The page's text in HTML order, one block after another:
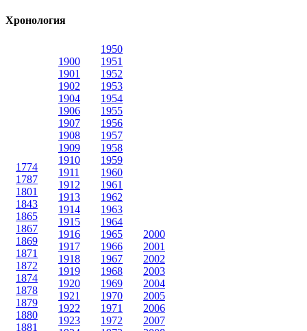
Хронология
1774
1787
1801
1843
1865
1867
1869
1871
1872
1874
1878
1879
1880
1881
1900
1901
1902
1904
1906
1907
1908
1909
1910
1911
1912
1913
1914
1915
1916
1917
1918
1919
1920
1921
1922
1923
1950
1951
1952
1953
1954
1955
1956
1957
1958
1959
1960
1961
1962
1963
1964
1965
1966
1967
1968
1969
1970
1971
1972
2000
2001
2002
2003
2004
2005
2006
2007